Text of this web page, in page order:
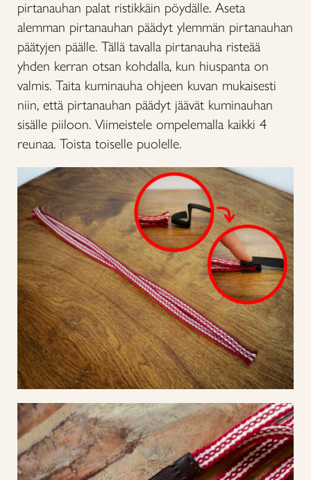
pirtanauhan palat ristikkäin pöydälle. Aseta
alemman pirtanauhan päädyt ylemmän pirtanauhan
päätyjen päälle. Tällä tavalla pirtanauha risteää
yhden kerran otsan kohdalla, kun hiuspanta on
valmis. Taita kuminauha ohjeen kuvan mukaisesti
niin, että pirtanauhan päädyt jäävät kuminauhan
sisälle piiloon. Viimeistele ompelemalla kaikki 4
reunaa. Toista toiselle puolelle.